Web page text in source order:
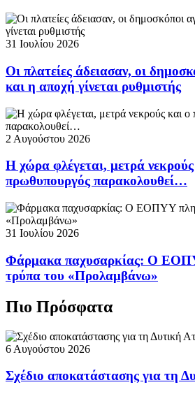
31 Ιουλίου 2026
Οι πλατείες άδειασαν, οι
και η αποχή γίνεται ρυθμιστής
2 Αυγούστου 2026
Η χώρα φλέγεται, μετρά νεκρούς
πρωθυπουργός παρακολουθεί…
31 Ιουλίου 2026
Φάρμακα παχυσαρκίας: Ο
τρύπα του «Προλαμβάνω»
Πιο Πρόσφατα
6 Αυγούστου 2026
Σχέδιο αποκατάστασης για τη